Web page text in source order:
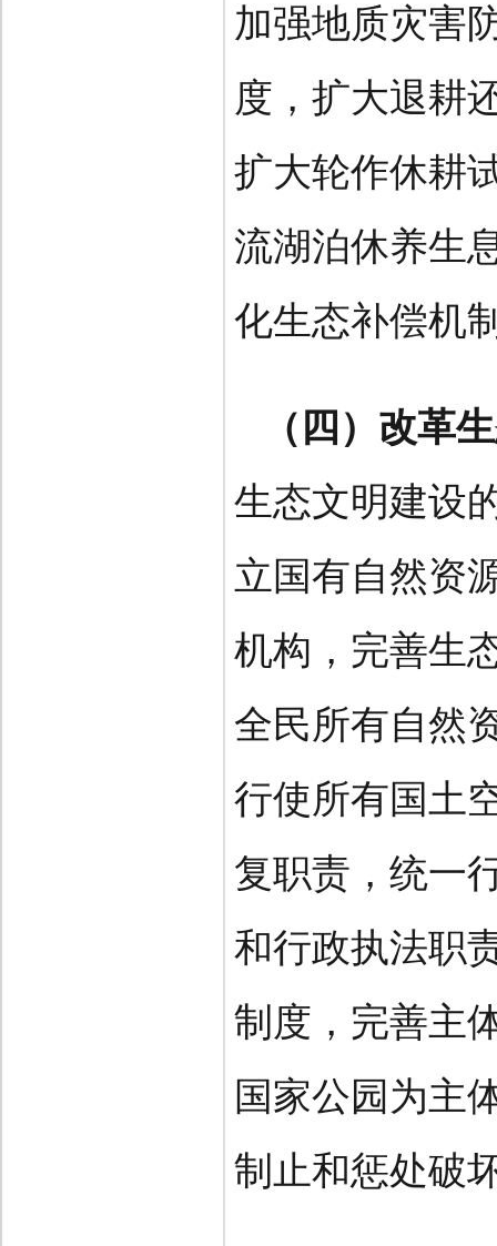
加强地质灾害
度，扩大退耕
扩大轮作休耕
流湖泊休养生
化生态补偿机
（四）改革
生态文明建设
立国有自然资
机构，完善生
全民所有自然
行使所有国土
复职责，统一
和行政执法职
制度，完善主
国家公园为主
制止和惩处破